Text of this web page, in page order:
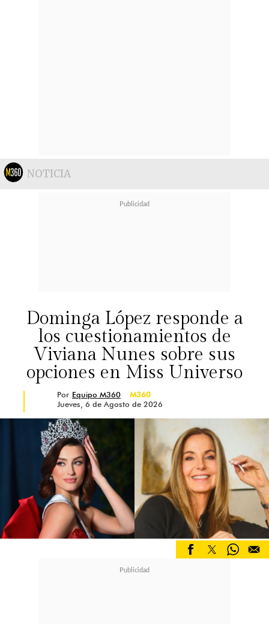
NOTICIA
Dominga López responde a
los cuestionamientos de
Viviana Nunes sobre sus
opciones en Miss Universo
Por Equipo M360
M360
Jueves, 6 de Agosto de 2026